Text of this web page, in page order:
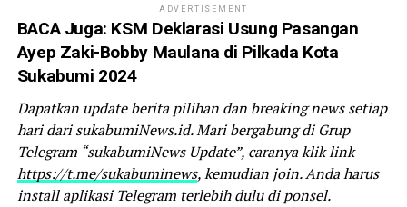
ADVERTISEMENT
BACA Juga: KSM Deklarasi Usung Pasangan
Ayep Zaki-Bobby Maulana di Pilkada Kota
Sukabumi 2024
Dapatkan update berita pilihan dan breaking news setiap
hari dari sukabumiNews.id. Mari bergabung di Grup
Telegram “sukabumiNews Update”, caranya klik link
https://t.me/sukabuminews, kemudian join. Anda harus
install aplikasi Telegram terlebih dulu di ponsel.